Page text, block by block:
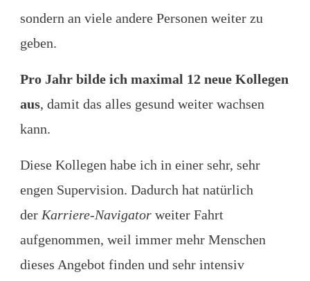
sondern an viele andere Personen weiter zu
geben.
Pro Jahr bilde ich maximal 12 neue Kollegen
aus, damit das alles gesund weiter wachsen
kann.
Diese Kollegen habe ich in einer sehr, sehr
engen Supervision. Dadurch hat natürlich
der Karriere-Navigator weiter Fahrt
aufgenommen, weil immer mehr Menschen
dieses Angebot finden und sehr intensiv